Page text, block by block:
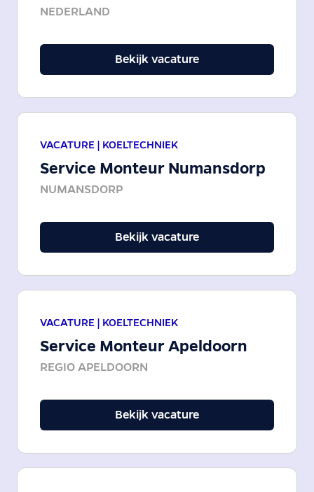
NEDERLAND
Bekijk vacature
VACATURE | KOELTECHNIEK
Service Monteur Numansdorp
NUMANSDORP
Bekijk vacature
VACATURE | KOELTECHNIEK
Service Monteur Apeldoorn
REGIO APELDOORN
Bekijk vacature